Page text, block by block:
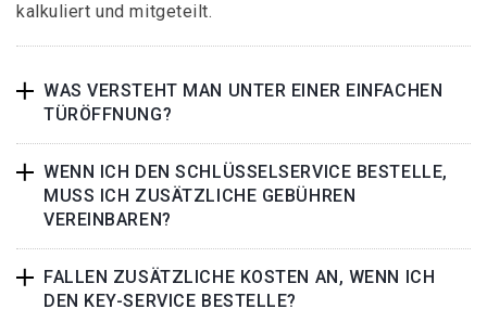
kalkuliert und mitgeteilt.
WAS VERSTEHT MAN UNTER EINER EINFACHEN
TÜRÖFFNUNG?
WENN ICH DEN SCHLÜSSELSERVICE BESTELLE,
MUSS ICH ZUSÄTZLICHE GEBÜHREN
VEREINBAREN?
FALLEN ZUSÄTZLICHE KOSTEN AN, WENN ICH
DEN KEY-SERVICE BESTELLE?